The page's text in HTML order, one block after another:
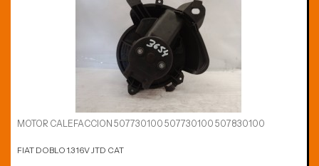
MOTOR CALEFACCION 507730100 507730100 507830100
FIAT DOBLO 1.3 16V JTD CAT